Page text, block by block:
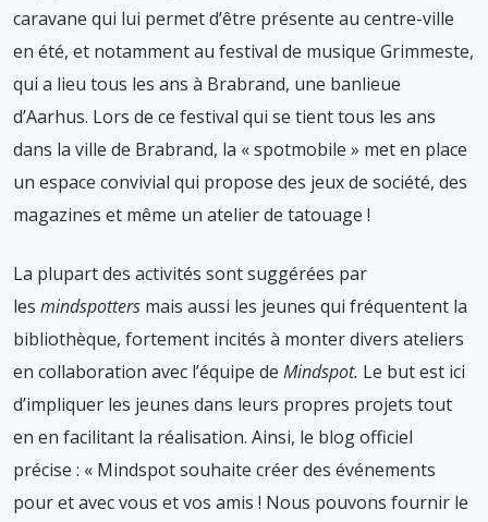
caravane qui lui permet d’être présente au centre-ville
en été, et notamment au festival de musique Grimmeste,
qui a lieu tous les ans à Brabrand, une banlieue
d’Aarhus. Lors de ce festival qui se tient tous les ans
dans la ville de Brabrand, la « spotmobile » met en place
un espace convivial qui propose des jeux de société, des
magazines et même un atelier de tatouage !
La plupart des activités sont suggérées par
les mindspotters mais aussi les jeunes qui fréquentent la
bibliothèque, fortement incités à monter divers ateliers
en collaboration avec l’équipe de Mindspot. Le but est ici
d’impliquer les jeunes dans leurs propres projets tout
en en facilitant la réalisation. Ainsi, le blog officiel
précise : « Mindspot souhaite créer des événements
pour et avec vous et vos amis ! Nous pouvons fournir le